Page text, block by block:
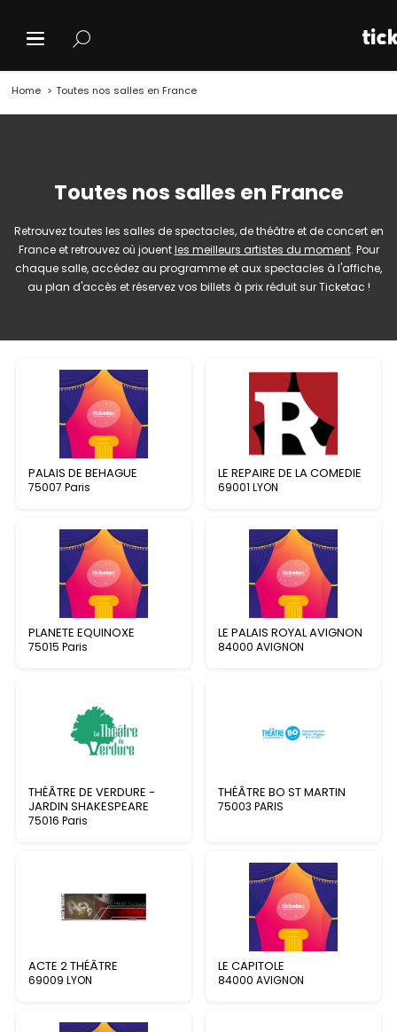
Home Toutes nos salles en France
Toutes nos salles en France
Retrouvez toutes les salles de spectacles, de théâtre et de concert en
France et retrouvez où jouentles meilleurs artistes du moment. Pour
chaque salle, accédez au programme et aux spectacles à l'affiche,
au plan d'accès et réservez vos billets à prix réduit sur Ticketac !
PALAIS DE BEHAGUE
75007 Paris
LE REPAIRE DE LA COMEDIE
69001 LYON
PLANETE EQUINOXE
75015 Paris
LE PALAIS ROYAL AVIGNON
84000 AVIGNON
THÉÂTRE DE VERDURE -
JARDIN SHAKESPEARE
75016 Paris
THÉÂTRE BO ST MARTIN
75003 PARIS
ACTE 2 THÉÂTRE
69009 LYON
LE CAPITOLE
84000 AVIGNON